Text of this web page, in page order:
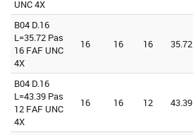
UNC 4X
B04 D.16
L=35.72 Pas
16 FAF UNC
4X
16 16 16 35.72
B04 D.16
L=43.39 Pas
12 FAF UNC
4X
16 16 12 43.39